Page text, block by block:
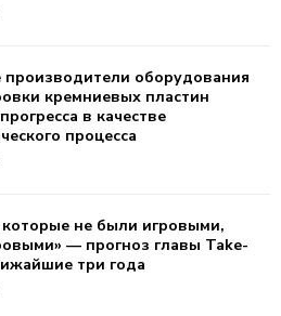
производители оборудования
кремниевых пластин
в качестве
процесса
не были игровыми,
— прогноз главы Take-
три года